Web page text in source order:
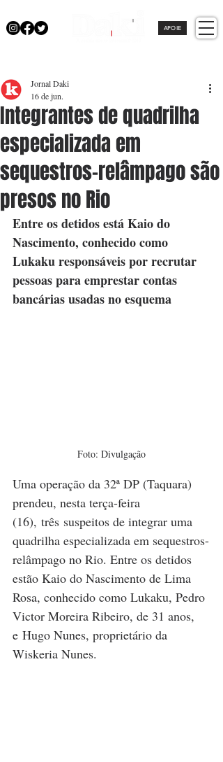
APOIE
Integrantes de quadrilha
especializada em
sequestros-relâmpago são
presos no Rio
Jornal Daki
16 de jun.
Entre os detidos está Kaio do
Nascimento, conhecido como
Lukaku responsáveis por recrutar
pessoas para emprestar contas
bancárias usadas no esquema
Foto: Divulgação
Uma operação da 32ª DP (Taquara)
prendeu, nesta terça-feira
(16), três suspeitos de integrar uma
quadrilha especializada em sequestros-
relâmpago no Rio. Entre os detidos
estão Kaio do Nascimento de Lima
Rosa, conhecido como Lukaku, Pedro
Victor Moreira Ribeiro, de 31 anos,
e Hugo Nunes, proprietário da
Wiskeria Nunes.